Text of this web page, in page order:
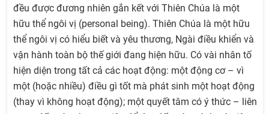
đều được đương nhiên gắn kết với Thiên Chúa là một
hữu thể ngôi vị (personal being). Thiên Chúa là một hữu
thể ngôi vị có hiểu biết và yêu thương, Ngài điều khiển và
vận hành toàn bộ thế giới đang hiện hữu. Có vài nhân tố
hiện diện trong tất cả các hoạt động: một động cơ – vì
một (hoặc nhiều) điều gì tốt mà phát sinh một hoạt động
(thay vì không hoạt động); một quyết tâm có ý thức – liên